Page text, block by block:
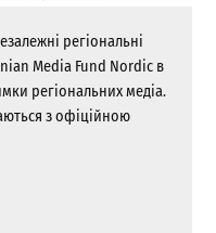
регіональні
Media Fund Nordic в
регіональних медіа.
з офіційною